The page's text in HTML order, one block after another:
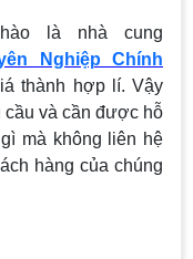
là nhà cung
Nghiệp Chính
thành hợp lí. Vậy
cầu và cần được hỗ
mà không liên hệ
hàng của chúng